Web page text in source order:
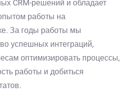
CRM-решений и обладает
работы на
За годы работы мы
успешных интеграций,
оптимизировать процессы,
работы и добиться